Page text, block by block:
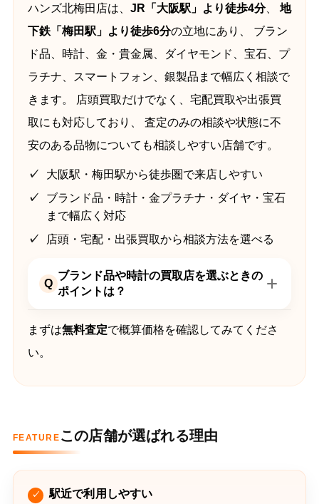
ハンズ北梅田店は、 JR「大阪駅」より徒歩4分、 地
下鉄「梅田駅」より徒歩6分の立地にあり、 ブラン
ド品、時計、金・貴金属、ダイヤモンド、宝石、プ
ラチナ、スマートフォン、銀製品まで幅広く相談で
きます。 店頭買取だけでなく、宅配買取や出張買
取にも対応しており、 査定のみの相談や状態に不
安のある品物についても相談しやすい店舗です。
大阪駅・梅田駅から徒歩圏で来店しやすい
ブランド品・時計・金プラチナ・ダイヤ・宝石
まで幅広く対応
店頭・宅配・出張買取から相談方法を選べる
Q
ブランド品や時計の買取店を選ぶときの
ポイントは？
まずは無料査定で概算価格を確認してみてくださ
い。
FEATURE この店舗が選ばれる理由
駅近で利用しやすい